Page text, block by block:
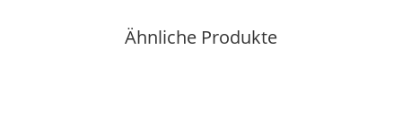
Ähnliche Produkte